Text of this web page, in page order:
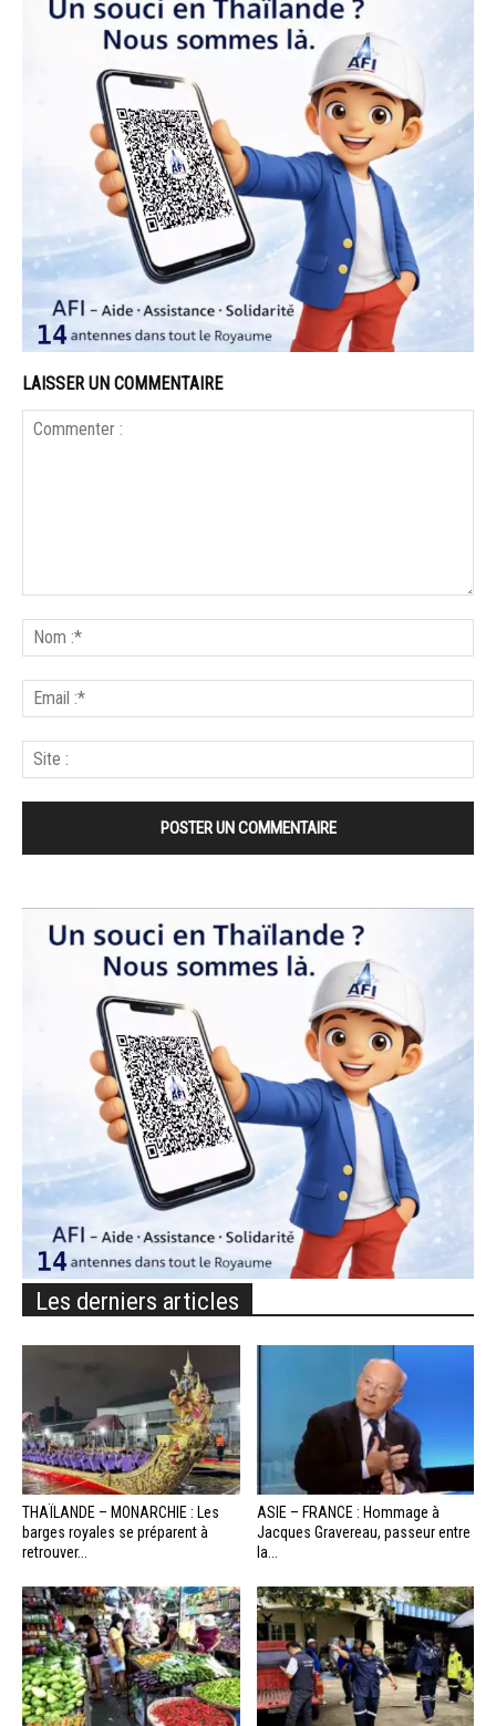
LAISSER UN COMMENTAIRE
Les derniers articles
THAÏLANDE – MONARCHIE : Les
barges royales se préparent à
retrouver...
ASIE – FRANCE : Hommage à
Jacques Gravereau, passeur entre
la...